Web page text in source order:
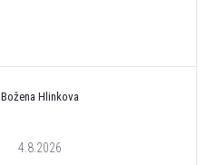
Božena Hlinkova
4.8.2026